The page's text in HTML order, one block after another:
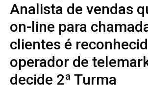
Analista de vendas
on-line para
clientes é
operador de
decide 2ª Turma